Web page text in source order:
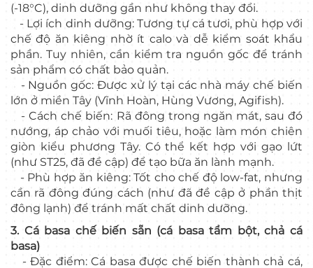
(-18°C), dinh dưỡng gần như không thay đổi.
- Lợi ích dinh dưỡng: Tương tự cá tươi, phù hợp với
chế độ ăn kiêng nhờ ít calo và dễ kiểm soát khẩu
phần. Tuy nhiên, cần kiểm tra nguồn gốc để tránh
sản phẩm có chất bảo quản.
- Nguồn gốc: Được xử lý tại các nhà máy chế biến
lớn ở miền Tây (Vĩnh Hoàn, Hùng Vương, Agifish).
- Cách chế biến: Rã đông trong ngăn mát, sau đó
nướng, áp chảo với muối tiêu, hoặc làm món chiên
giòn kiểu phương Tây. Có thể kết hợp với gạo lứt
(như ST25, đã đề cập) để tạo bữa ăn lành mạnh.
- Phù hợp ăn kiêng: Tốt cho chế độ low-fat, nhưng
cần rã đông đúng cách (như đã đề cập ở phần thịt
đông lạnh) để tránh mất chất dinh dưỡng.
3. Cá basa chế biến sẵn (cá basa tẩm bột, chả cá
basa)
- Đặc điểm: Cá basa được chế biến thành chả cá,